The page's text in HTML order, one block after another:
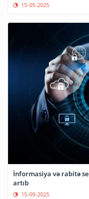
15-05-2025
İnformasiya və rabitə
artıb
15-09-2025